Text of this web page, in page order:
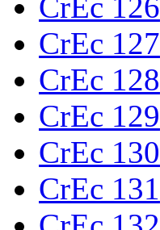
CrEc 127
CrEc 128
CrEc 129
CrEc 130
CrEc 131